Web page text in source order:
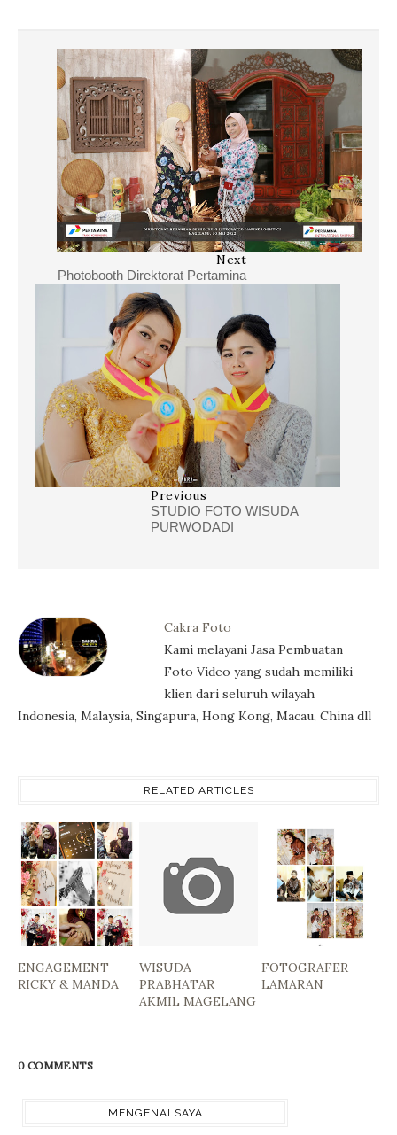
Next
Photobooth Direktorat Pertamina
Previous
STUDIO FOTO WISUDA
PURWODADI
Cakra Foto
Kami melayani Jasa Pembuatan
Foto Video yang sudah memiliki
klien dari seluruh wilayah
Indonesia, Malaysia, Singapura, Hong Kong, Macau, China dll
RELATED ARTICLES
ENGAGEMENT
RICKY & MANDA
WISUDA
PRABHATAR
AKMIL MAGELANG
FOTOGRAFER
LAMARAN
0 COMMENTS
MENGENAI SAYA